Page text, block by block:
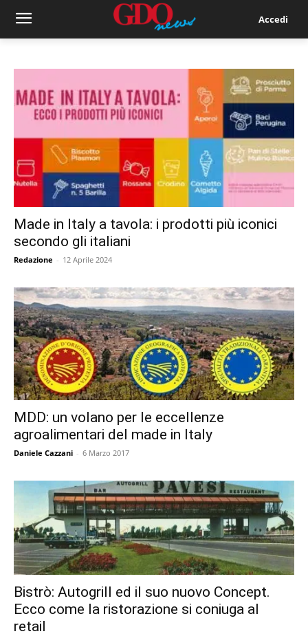
Accedi
Made in Italy a tavola: i prodotti più iconici
secondo gli italiani
Redazione - 12 Aprile 2024
MDD: un volano per le eccellenze
agroalimentari del made in Italy
Daniele Cazzani - 6 Marzo 2017
Bistrò: Autogrill ed il suo nuovo Concept.
Ecco come la ristorazione si coniuga al
retail